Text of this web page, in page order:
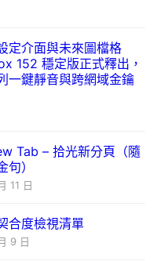
定介面與未來圖檔格
152 穩定版正式釋出，
一鍵靜音與跨網域金鑰
Tab – 拾光新分頁（隨
句）
11 日
合度檢視清單
9 日